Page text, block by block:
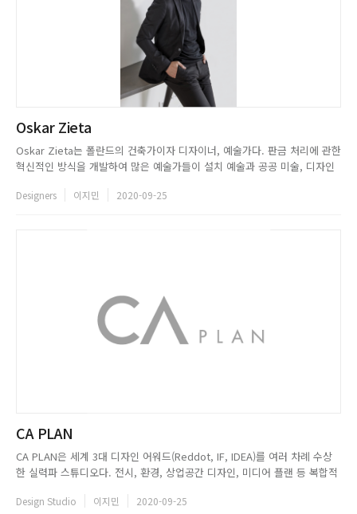
Oskar Zieta
Oskar Zieta는 폴란드의 건축가이자 디자이너, 예술가다. 판금 처리에 관한
혁신적인 방식을 개발하여 많은 예술가들이 설치 예술과 공공 미술, 디자인
지엘로나구라(Zielona G&oacute;ra)에서 태어난 그는 폴란드와 스위스 대
Designers 이지민 2020-09-25
CA PLAN
CA PLAN은 세계 3대 디자인 어워드(Reddot, IF, IDEA)를 여러 차례 수상
한 실력파 스튜디오다. 전시, 환경, 상업공간 디자인, 미디어 플랜 등 복합적
여주어야 한다라는 고집으로 독창적인 포트폴리오를 쌓아가고 있다. 새로운
Design Studio 이지민 2020-09-25